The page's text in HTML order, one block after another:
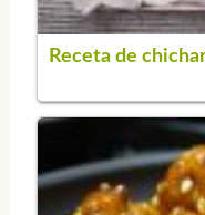
Receta de